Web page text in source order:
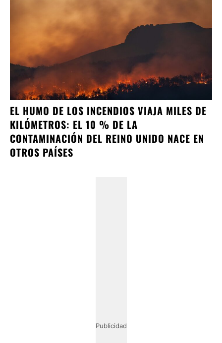
EL HUMO DE LOS INCENDIOS VIAJA MILES DE
KILÓMETROS: EL 10 % DE LA
CONTAMINACIÓN DEL REINO UNIDO NACE EN
OTROS PAÍSES
Publicidad